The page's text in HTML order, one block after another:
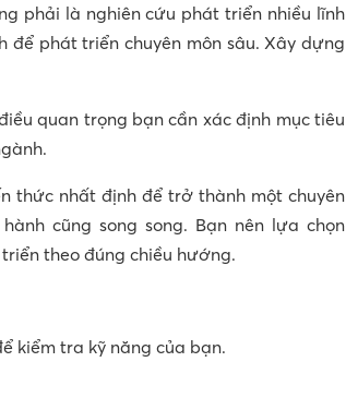
phải là nghiên cứu phát triển nhiều lĩnh
để phát triển chuyên môn sâu. Xây dựng
quan trọng bạn cần xác định mục tiêu
thức nhất định để trở thành một chuyên
cũng song song. Bạn nên lựa chọn
theo đúng chiều hướng.
kiểm tra kỹ năng của bạn.